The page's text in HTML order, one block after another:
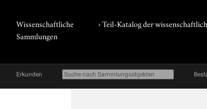
Wissenschaftliche
Sammlungen
› Teil-Katalog der
Erkunden